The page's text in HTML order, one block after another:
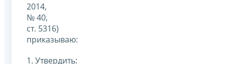
2014,
№ 40,
ст. 5316)
приказываю:
1. Утвердить: